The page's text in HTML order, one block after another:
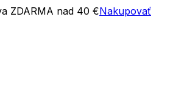
ZDARMA nad 40 €Nakupovať